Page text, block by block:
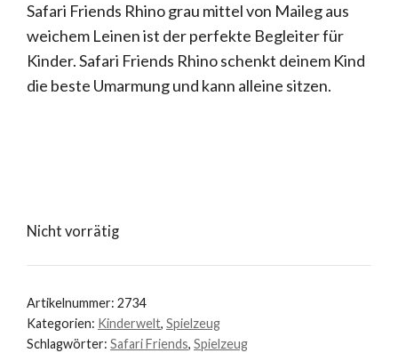
Safari Friends Rhino grau mittel von Maileg aus
weichem Leinen ist der perfekte Begleiter für
Kinder. Safari Friends Rhino schenkt deinem Kind
die beste Umarmung und kann alleine sitzen.
Nicht vorrätig
Artikelnummer: 2734
Kategorien: Kinderwelt, Spielzeug
Schlagwörter: Safari Friends, Spielzeug